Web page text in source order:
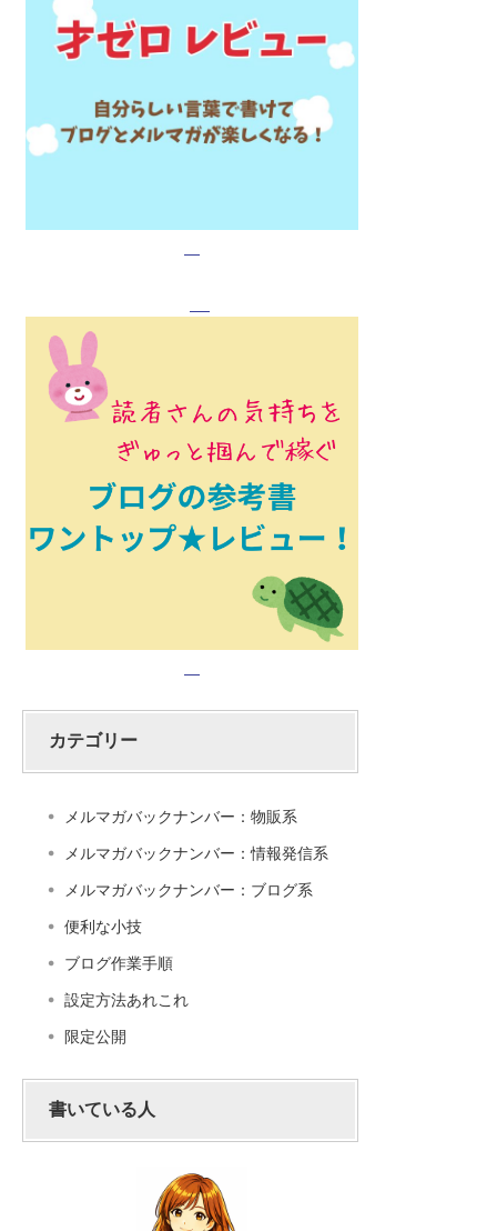
カテゴリー
メルマガバックナンバー：物販系
メルマガバックナンバー：情報発信系
メルマガバックナンバー：ブログ系
便利な小技
ブログ作業手順
設定方法あれこれ
限定公開
書いている人